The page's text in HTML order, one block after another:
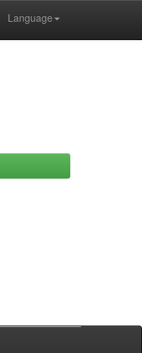
Language